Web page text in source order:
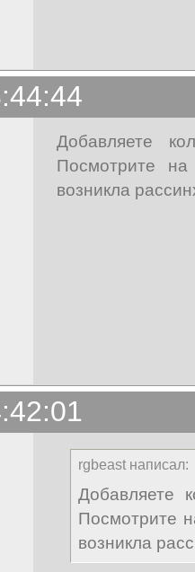
Добавляете
Посмотрите
возникла
rgbeast написал:
Добавляете
Посмотрите
возникла